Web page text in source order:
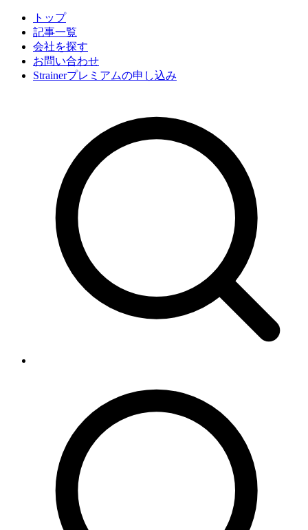
トップ
記事一覧
会社を探す
お問い合わせ
Strainerプレミアムの申し込み